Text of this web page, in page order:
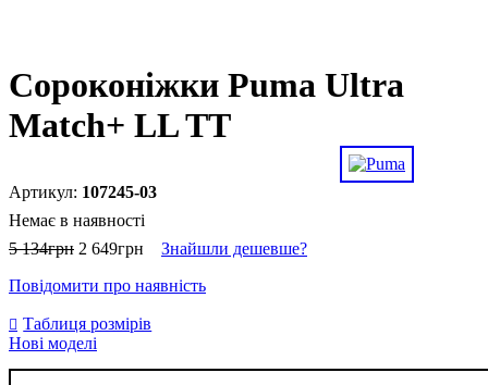
Сороконіжки Puma Ultra
Match+ LL TT
107245-03
Немає в наявності
5 134грн 2 649грн
Знайшли дешевше?
Повідомити про наявність
Таблиця розмірів
Нові моделі